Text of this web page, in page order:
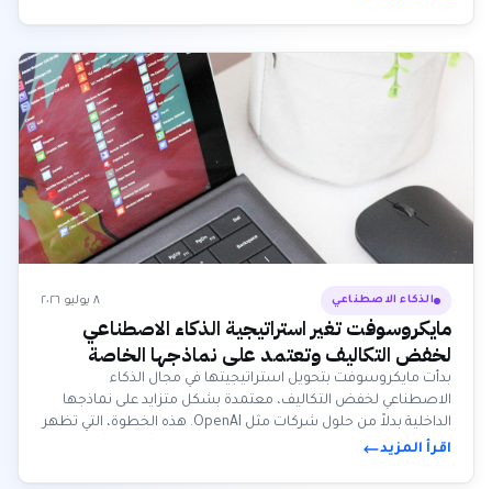
الذكاء الاصطناعي ٨ يوليو ٢٠٢٦
مايكروسوفت تغير استراتيجية الذكاء الاصطناعي
لخفض التكاليف وتعتمد على نماذجها الخاصة
بدأت مايكروسوفت بتحويل استراتيجيتها في مجال الذكاء
الاصطناعي لخفض التكاليف، معتمدة بشكل متزايد على نماذجها
الداخلية بدلاً من حلول شركات مثل OpenAI. هذه الخطوة، التي تظهر
اقرأ المزيد